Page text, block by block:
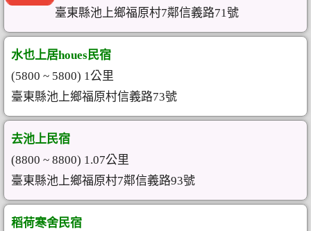
臺東縣池上鄉福原村7鄰信義路71號
水也上居houes民宿
(5800 ~ 5800) 1公里
臺東縣池上鄉福原村信義路73號
去池上民宿
(8800 ~ 8800) 1.07公里
臺東縣池上鄉福原村7鄰信義路93號
稻荷寒舍民宿